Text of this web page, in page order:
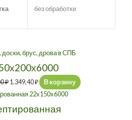
без обработки
₽ 1.349,40₽ В корзину